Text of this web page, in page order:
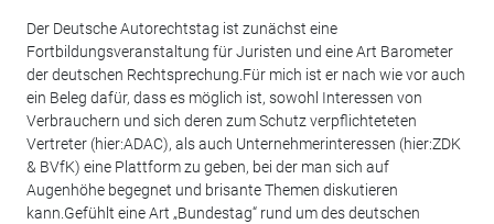
Der Deutsche Autorechtstag ist zunächst eine
Fortbildungsveranstaltung für Juristen und eine Art Barometer
der deutschen Rechtsprechung.Für mich ist er nach wie vor auch
ein Beleg dafür, dass es möglich ist, sowohl Interessen von
Verbrauchern und sich deren zum Schutz verpflichteteten
Vertreter (hier:ADAC), als auch Unternehmerinteressen (hier:ZDK
& BVfK) eine Plattform zu geben, bei der man sich auf
Augenhöhe begegnet und brisante Themen diskutieren
kann.Gefühlt eine Art „Bundestag“ rund um des deutschen